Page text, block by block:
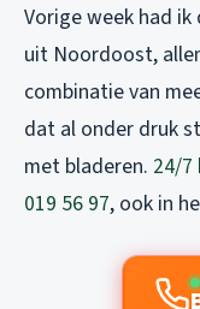
Vorige week had
uit Noordoost,
combinatie van
dat al onder druk
met bladeren. 24/7
019 56 97, ook in